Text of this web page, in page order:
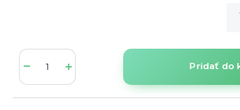
Pridať do